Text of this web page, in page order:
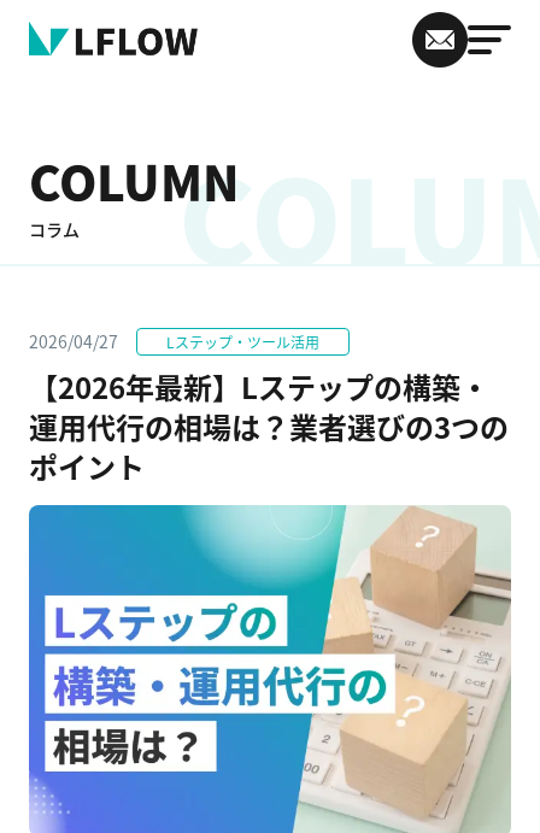
COLUMN
コラム
2026/04/27 Lステップ・ツール活用
【2026年最新】Lステップの構築・
運用代行の相場は？業者選びの3つの
ポイント